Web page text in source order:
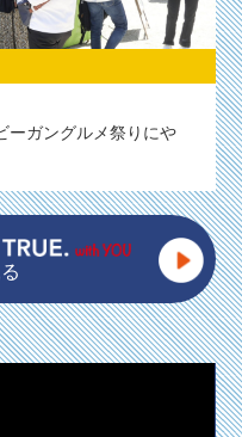
ーガングルメ祭りにや